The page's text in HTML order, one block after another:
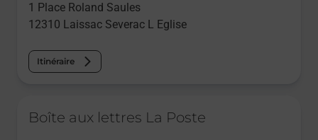
1 Place Roland Saules
12310 Laissac Severac L Eglise
Itinéraire
Boîte aux lettres La Poste